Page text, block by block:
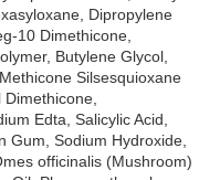
Dipropylene
10 Dimethicone,
Butylene Glycol,
Silsesquioxane
Edta, Salicylic Acid,
Gum, Sodium Hydroxide,
officinalis (Mushroom)